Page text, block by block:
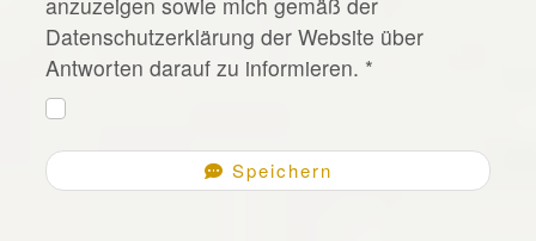
Datenschutzerklärung der Website über
Antworten darauf zu informieren. *
Speichern